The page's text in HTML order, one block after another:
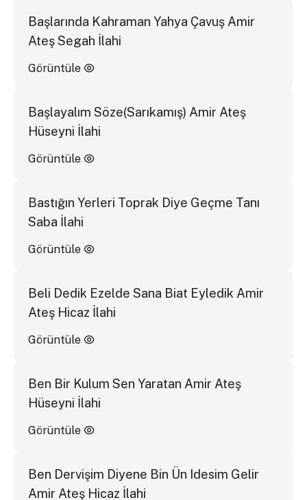
Başlarında Kahraman Yahya Çavuş Amir
Ateş Segah İlahi
Görüntüle
Başlayalım Söze(Sarıkamış) Amir Ateş
Hüseyni İlahi
Görüntüle
Bastığın Yerleri Toprak Diye Geçme Tanı
Saba İlahi
Görüntüle
Beli Dedik Ezelde Sana Biat Eyledik Amir
Ateş Hicaz İlahi
Görüntüle
Ben Bir Kulum Sen Yaratan Amir Ateş
Hüseyni İlahi
Görüntüle
Ben Dervişim Diyene Bin Ün Idesim Gelir
Amir Ateş Hicaz İlahi